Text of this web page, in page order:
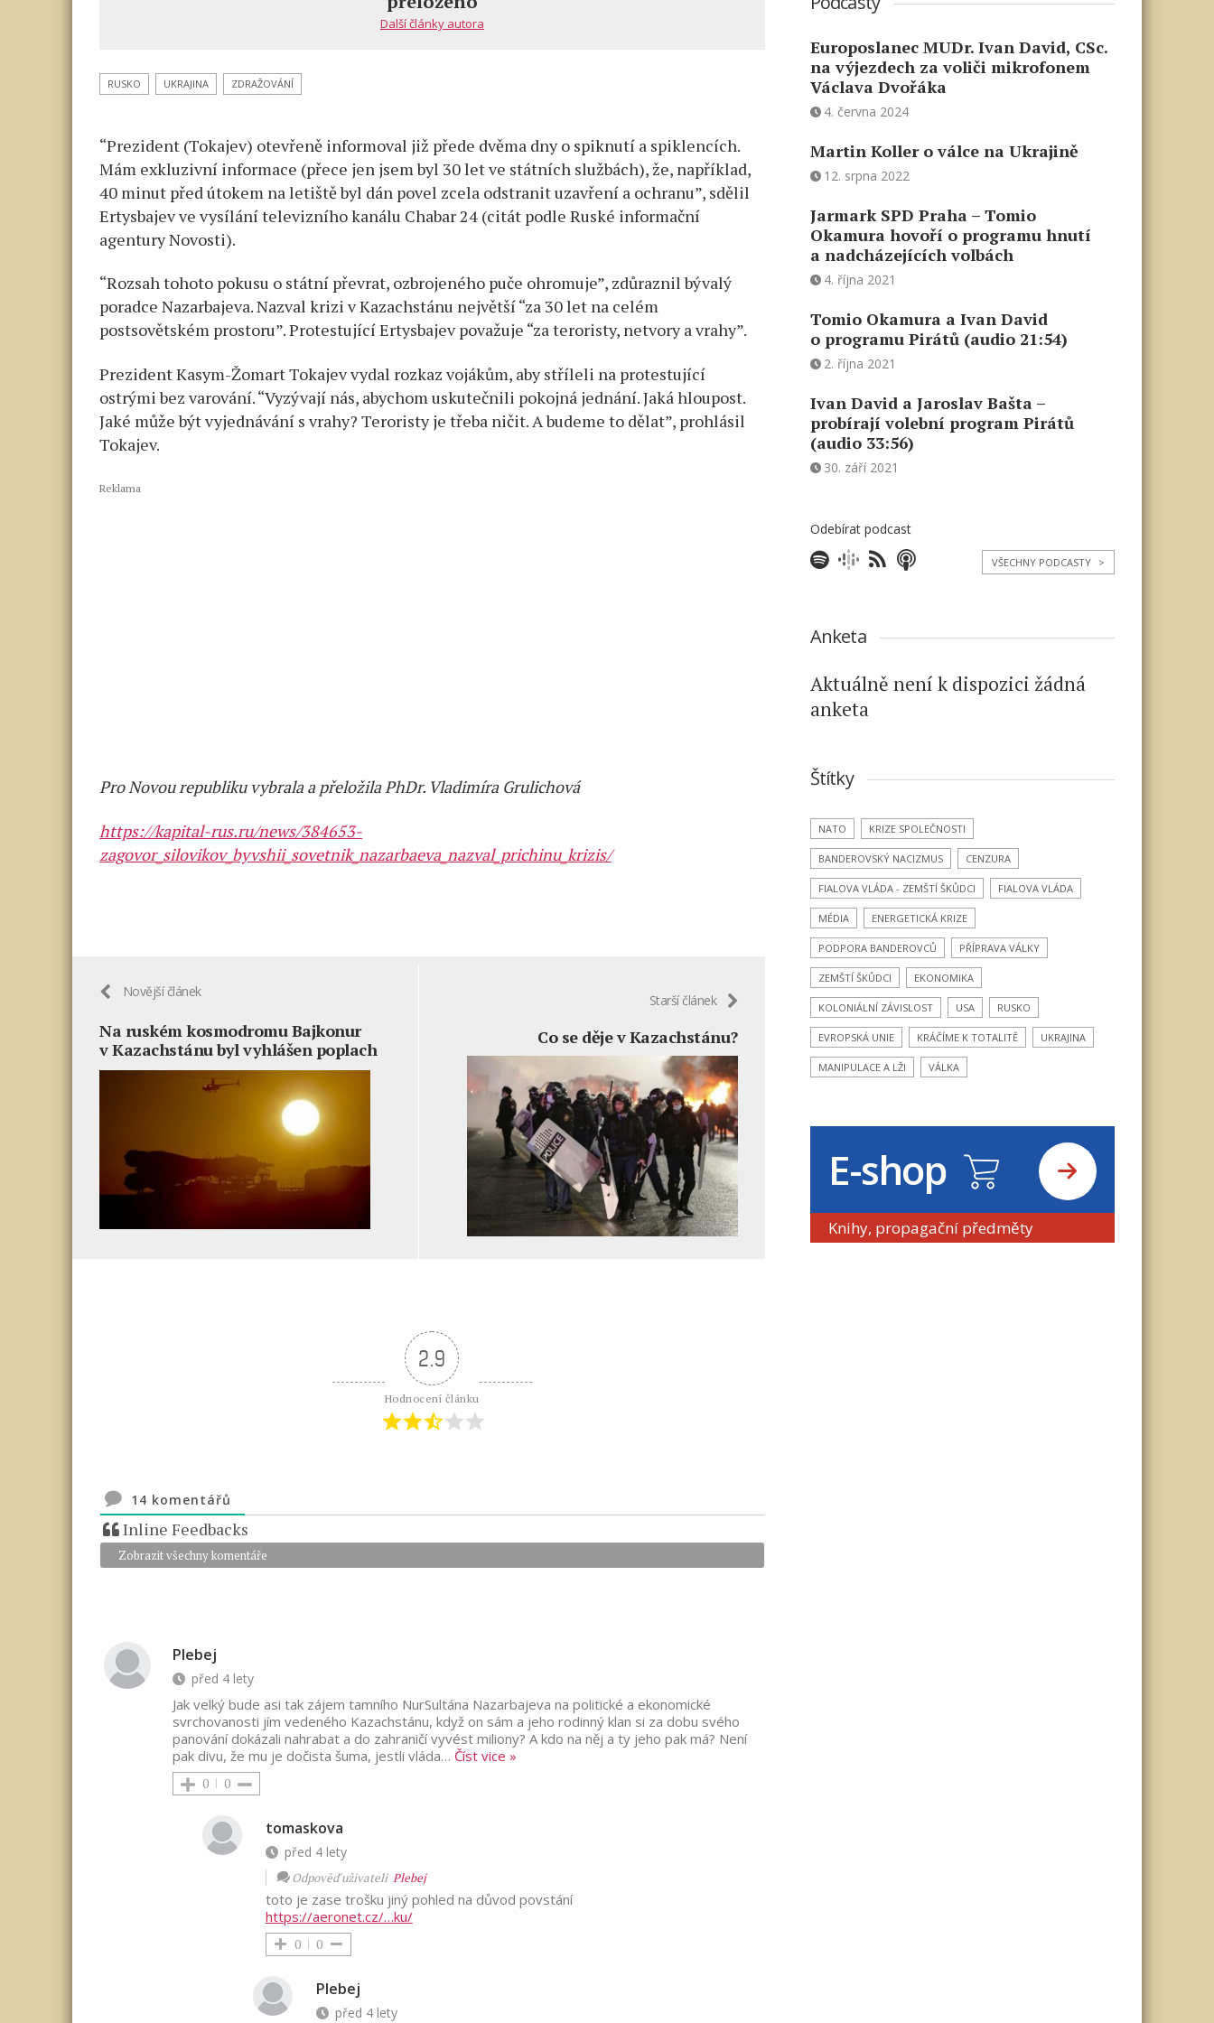
Další články autora
RUSKO UKRAJINA ZDRAŽOVÁNÍ
“Prezident (Tokajev) otevřeně informoval již přede dvěma dny o spiknutí a spiklencích.
Mám exkluzivní informace (přece jen jsem byl 30 let ve státních službách), že, například,
40 minut před útokem na letiště byl dán povel zcela odstranit uzavření a ochranu”, sdělil
Ertysbajev ve vysílání televizního kanálu Chabar 24 (citát podle Ruské informační
agentury Novosti).
“Rozsah tohoto pokusu o státní převrat, ozbrojeného puče ohromuje”, zdůraznil bývalý
poradce Nazarbajeva. Nazval krizi v Kazachstánu největší “za 30 let na celém
postsovětském prostoru”. Protestující Ertysbajev považuje “za teroristy, netvory a vrahy”.
Prezident Kasym-Žomart Tokajev vydal rozkaz vojákům, aby stříleli na protestující
ostrými bez varování. “Vyzývají nás, abychom uskutečnili pokojná jednání. Jaká hloupost.
Jaké může být vyjednávání s vrahy? Teroristy je třeba ničit. A budeme to dělat”, prohlásil
Tokajev.
Reklama
Pro Novou republiku vybrala a přeložila PhDr. Vladimíra Grulichová
https://kapital-rus.ru/news/384653-
zagovor_silovikov_byvshii_sovetnik_nazarbaeva_nazval_prichinu_krizis/
Novější článek
Na ruském kosmodromu Bajkonur
v Kazachstánu byl vyhlášen poplach
Starší článek
Co se děje v Kazachstánu?
2.9
Hodnocení článku
14 komentářů
Inline Feedbacks
Zobrazit všechny komentáře
Plebej
před 4 lety
Jak velký bude asi tak zájem tamního NurSultána Nazarbajeva na politické a ekonomické
svrchovanosti jím vedeného Kazachstánu, když on sám a jeho rodinný klan si za dobu svého
panování dokázali nahrabat a do zahraničí vyvést miliony? A kdo na něj a ty jeho pak má? Není
pak divu, že mu je dočista šuma, jestli vláda… Číst vice »
0 0
tomaskova
před 4 lety
Odpověď uživateli Plebej
toto je zase trošku jiný pohled na důvod povstání
https://aeronet.cz/…ku/
0 0
Plebej
před 4 lety
Europoslanec MUDr. Ivan David, CSc.
na výjezdech za voliči mikrofonem
Václava Dvořáka
4. června 2024
Martin Koller o válce na Ukrajině
12. srpna 2022
Jarmark SPD Praha – Tomio
Okamura hovoří o programu hnutí
a nadcházejících volbách
4. října 2021
Tomio Okamura a Ivan David
o programu Pirátů (audio 21:54)
2. října 2021
Ivan David a Jaroslav Bašta –
probírají volební program Pirátů
(audio 33:56)
30. září 2021
Odebírat podcast
VŠECHNY PODCASTY >
Anketa
Aktuálně není k dispozici žádná
anketa
Štítky
NATO KRIZE SPOLEČNOSTI
BANDEROVSKÝ NACIZMUS CENZURA
FIALOVA VLÁDA - ZEMŠTÍ ŠKŮDCI FIALOVA VLÁDA
MÉDIA ENERGETICKÁ KRIZE
PODPORA BANDEROVCŮ PŘÍPRAVA VÁLKY
ZEMŠTÍ ŠKŮDCI EKONOMIKA
KOLONIÁLNÍ ZÁVISLOST USA RUSKO
EVROPSKÁ UNIE KRÁČÍME K TOTALITĚ UKRAJINA
MANIPULACE A LŽI VÁLKA
E-shop
Knihy, propagační předměty